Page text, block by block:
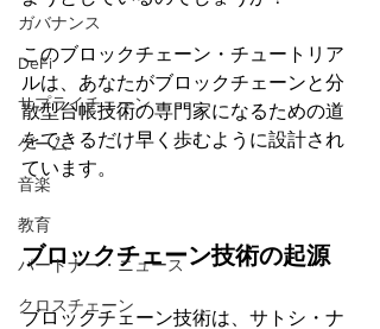
ガバナンス
DeFi
サプライチェーン
ゲーム
音楽
教育
パートナー・ニュース
クロスチェーン
このブロックチェーン・チュートリア
ルは、あなたがブロックチェーンと分
散型台帳技術の専門家になるための道
をできるだけ早く歩むように設計され
ています。
ブロックチェーン技術の起源
ブロックチェーン技術は、サトシ・ナ